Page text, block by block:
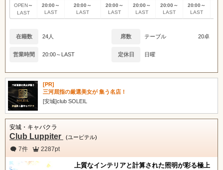
OPEN ～
LAST
20:00～
LAST
20:00～
LAST
20:00～
LAST
20:00～
LAST
20:00～
LAST
20:00～
LAST
在籍数 24人 席数 テーブル 20卓
営業時間 20:00～LAST 定休日 日曜
[PR]
三河屈指の厳選美女が 集う名店！
[安城]club SOLEIL
安城・キャバクラ
Club Luppiter (ユーピテル)
7件 2287pt
上質なインテリアと計算された照明が彩る極上